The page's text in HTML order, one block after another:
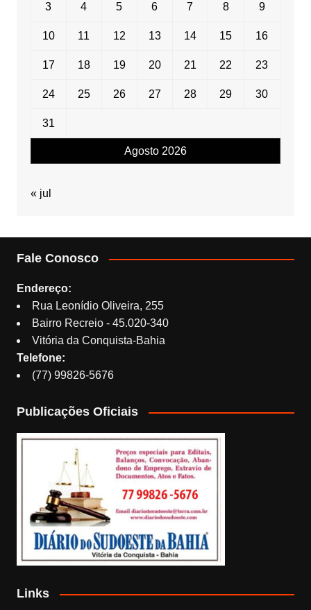
Agosto 2026
3 4 5 6 7 8 9
10 11 12 13 14 15 16
17 18 19 20 21 22 23
24 25 26 27 28 29 30
31
« jul
Fale Conosco
Endereço:
Rua Leonídio Oliveira, 255
Bairro Recreio - 45.020-340
Vitória da Conquista-Bahia
Telefone:
(77) 99826-5676
Publicações Oficiais
Links